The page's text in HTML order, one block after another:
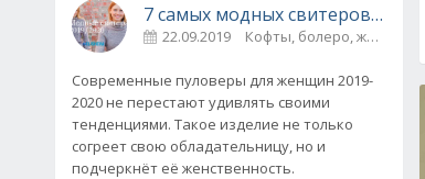
7 самых модных свитеров для
22.09.2019 Кофты, болеро, жакеты,
Современные пуловеры для женщин 2019-
2020 не перестают удивлять своими
тенденциями. Такое изделие не только
согреет свою обладательницу, но и
подчеркнёт её женственность.